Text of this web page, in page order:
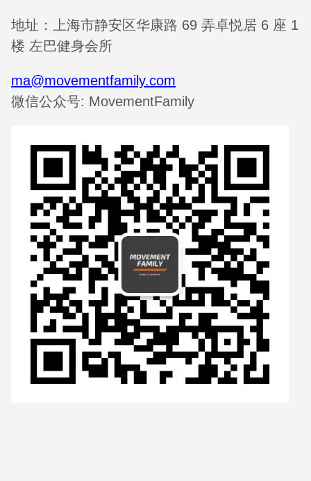
地址：上海市静安区华康路 69 弄卓悦居 6 座 1
楼 左巴健身会所
ma@movementfamily.com
微信公众号: MovementFamily